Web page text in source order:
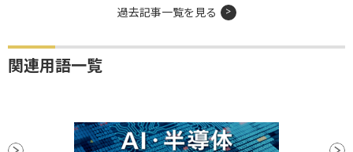
過去記事一覧を見る
関連用語一覧